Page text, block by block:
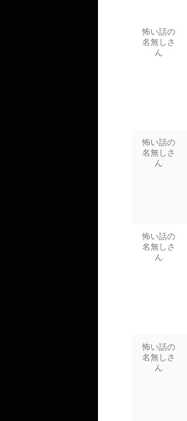
怖い話の
名無しさ
ん
怖い話の
名無しさ
ん
怖い話の
名無しさ
ん
怖い話の
名無しさ
ん